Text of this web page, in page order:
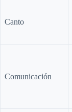
Canto
Comunicación